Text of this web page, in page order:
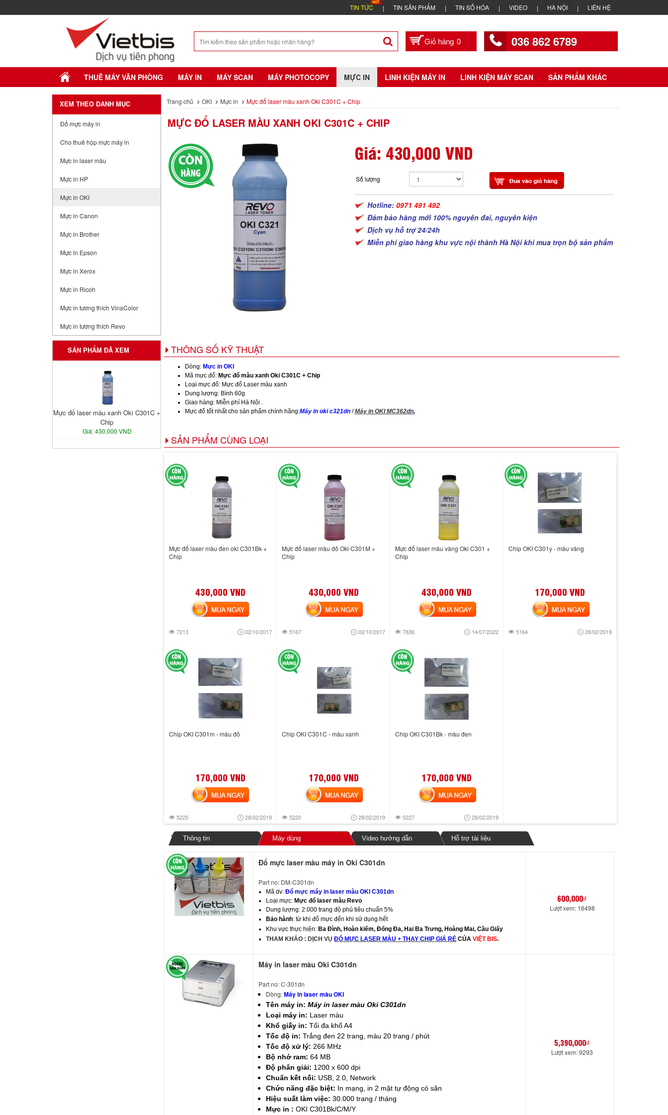
TIN TỨC TIN SẢN PHẨM TIN SỐ HÓA VIDEO HÀ NỘI LIÊN HỆ
0 036 862 6789
THUÊ MÁY VĂN PHÒNG MÁY IN MÁY SCAN MÁY PHOTOCOPY MỰC IN LINH KIỆN MÁY IN LINH KIỆN MÁY SCAN SẢN PHẨM KHÁC
XEM THEO DANH MỤC
Đổ mực máy in
Cho thuê hộp mực máy in
Mực in laser màu
Mực in HP
Mực in OKI
Mực in Canon
Mực in Brother
Mực in Epson
Mực in Xerox
Mực in Ricoh
Mực in tương thích VinaColor
Mực in tương thích Revo
SẢN PHẨM ĐÃ XEM
Mực đổ laser màu xanh Oki C301C +
Chip
Giá: 430,000 VND
Trang chủ OKI Mực in Mực đổ laser màu xanh Oki C301C + Chip
MỰC ĐỔ LASER MÀU XANH OKI C301C + CHIP
Giá: 430,000 VND
Số lượng
Hotline:0971 491 492
Đảm bảo hàng mới 100% nguyên đai, nguyên kiện
Dịch vụ hỗ trợ 24/24h
Miễn phí giao hàng khu vực nội thành Hà Nội khi mua trọn bộ sản phẩm
THÔNG SỐ KỸ THUẬT
Dòng: Mực in OKI
Mã mực đổ: Mực đổ màu xanh Oki C301C + Chip
Loại mực đổ: Mực đổ Laser màu xanh
Dung lượng: Bình 60g
Giao hàng: Miễn phí Hà Nội .
Mực đổ tốt nhất cho sản phẩm chính hãng:Máy in oki c321dn/Máy in OKI MC362dn,
SẢN PHẨM CÙNG LOẠI
Mực đổ laser màu đen oki C301Bk +
Chip
430,000 VND
7213 02/10/2017
MUA NGAY
Mực đổ laser màu đỏ Oki C301M +
Chip
430,000 VND
5167 02/10/2017
MUA NGAY
Mực đổ laser màu vàng Oki C301 +
Chip
430,000 VND
7836 14/07/2022
MUA NGAY
Chip OKI C301y - màu vàng
170,000 VND
5164 28/02/2019
MUA NGAY
Chip OKI C301m - màu đỏ
170,000 VND
5225 28/02/2019
MUA NGAY
Chip OKI C301C - màu xanh
170,000 VND
5220 28/02/2019
MUA NGAY
Chip OKI C301Bk - màu đen
170,000 VND
5227 28/02/2019
MUA NGAY
Thông tin Máy dùng Video hướng dẫn Hỗ trợ tài liệu
Đổ mực laser màu máy in Oki C301dn
Part no: DM-C301dn
Mã dv:Đổ mực máy in laser màuOKI C301dn
Loại mực: Mực đổ laser màu Revo
Dung lượng: 2.000 trang độ phủ tiêu chuẩn 5%
Bảo hành:từ khi đổ mực đến khi sử dụng hết
Khu vực thực hiện: Ba Đình, Hoàn kiếm, Đống Đa, Hai Ba Trưng, Hoàng Mai, Cầu Giấy
THAM KHẢO : DỊCH VỤĐỔ MỰC LASER MÀU + THAY CHIP GIÁ RẺ CỦAVIỆT BIS.
600,000₫
Lượt xem: 16498
Máy in laser màu Oki C301dn
Part no: C-301dn
Dòng:Máy in laser màu OKI
Tên máy in: Máy in laser màu Oki C301dn
Loại máy in: Laser màu
Khổ giấy in: Tối đa khổ A4
Tốc độ in:Trắng đen 22 trang, màu 20 trang / phút
Tốc độ xử lý: 266 MHz
Bộ nhớ ram: 64 MB
Độ phân giải: 1200 x 600 dpi
Chuẩn kết nối: USB, 2.0, Network
Chức năng đặc biệt: In mạng, in 2 mặt tự động có sãn
Hiệu suất làm việc: 30.000 trang / tháng
Mực in :OKI C301Bk/C/M/Y
5,390,000₫
Lượt xem: 9293